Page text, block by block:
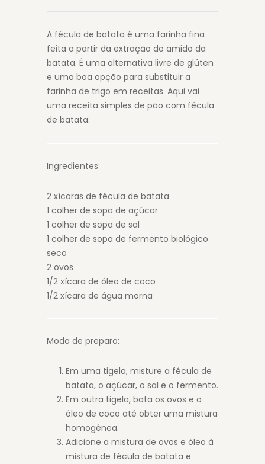
A fécula de batata é uma farinha fina
feita a partir da extração do amido da
batata. É uma alternativa livre de glúten
e uma boa opção para substituir a
farinha de trigo em receitas. Aqui vai
uma receita simples de pão com fécula
de batata:
Ingredientes:
2 xícaras de fécula de batata
1 colher de sopa de açúcar
1 colher de sopa de sal
1 colher de sopa de fermento biológico
seco
2 ovos
1/2 xícara de óleo de coco
1/2 xícara de água morna
Modo de preparo:
Em uma tigela, misture a fécula de
batata, o açúcar, o sal e o fermento.
Em outra tigela, bata os ovos e o
óleo de coco até obter uma mistura
homogênea.
Adicione a mistura de ovos e óleo à
mistura de fécula de batata e